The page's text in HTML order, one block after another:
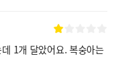
1개 달았어요. 복숭아는